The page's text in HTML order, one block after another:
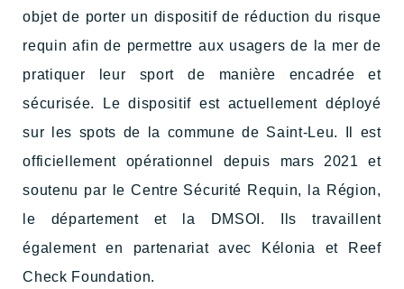
objet de porter un dispositif de réduction du risque
requin afin de permettre aux usagers de la mer de
pratiquer leur sport de manière encadrée et
sécurisée. Le dispositif est actuellement déployé
sur les spots de la commune de Saint-Leu. Il est
officiellement opérationnel depuis mars 2021 et
soutenu par le Centre Sécurité Requin, la Région,
le département et la DMSOI. Ils travaillent
également en partenariat avec Kélonia et Reef
Check Foundation.